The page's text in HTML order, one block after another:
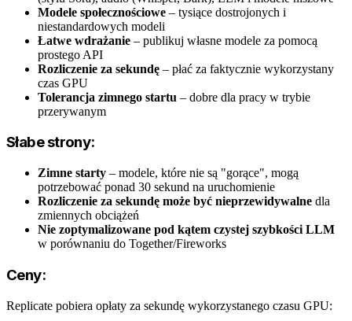
Modele społecznościowe – tysiące dostrojonych i
niestandardowych modeli
Łatwe wdrażanie – publikuj własne modele za pomocą
prostego API
Rozliczenie za sekundę – płać za faktycznie wykorzystany
czas GPU
Tolerancja zimnego startu – dobre dla pracy w trybie
przerywanym
Słabe strony:
Zimne starty – modele, które nie są "gorące", mogą
potrzebować ponad 30 sekund na uruchomienie
Rozliczenie za sekundę może być nieprzewidywalne dla
zmiennych obciążeń
Nie zoptymalizowane pod kątem czystej szybkości LLM
w porównaniu do Together/Fireworks
Ceny:
Replicate pobiera opłaty za sekundę wykorzystanego czasu GPU: